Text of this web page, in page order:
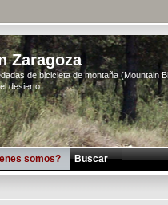
Zaragoza
de bicicleta de montaña (Mountain
desierto...
somos? Buscar